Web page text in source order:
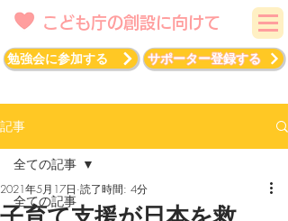
こども庁の創設に向けて
勉強会に参加する サポーター登録する
記事
全ての記事
全ての記事
2021年5月17日 読了時間: 4分